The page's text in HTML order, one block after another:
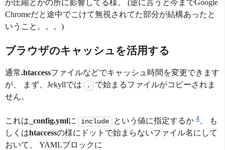
か圧縮とかの所に影響してる様。 (逆に言うと今までGoogle
Chromeだと途中でこけて無視されてた部分が結構あったと
いうこと。。。)
ブラウザのキャッシュを活用する
通常.htaccessファイルなどでキャッシュ時間を変更できます
が、 まず、Jekyllでは
.
で始まるファイルがコピーされま
せん。
これは _config.ymlに include という値に指定するか4、 も
しくはhtaccessの様にドットで始まらないファイル名にして
おいて、 YAMLブロックに